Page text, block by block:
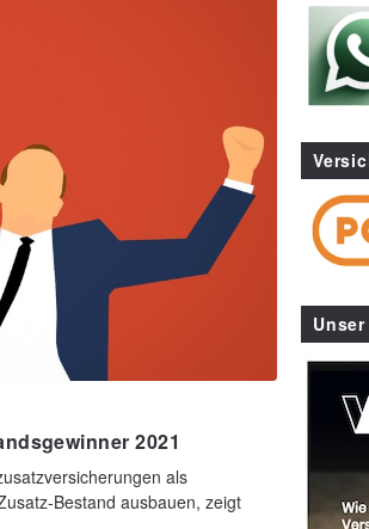
2021
als
Bestand ausbauen, zeigt